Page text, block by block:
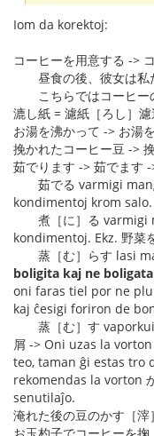
Iom da korektoj:
コーヒーを用意する ->
昼食の後、彼女は私
こちらではコーヒー
漉し紙 = 濾紙［ろし］
お湯を沸かって -> お湯
挽かれたコーヒー豆 ->
茹でります -> 茹でます
茹でる varmigi
kondimentoj krom salo.
煮［に］る varmigi
kondimentoj. Ekz. 野菜
蒸［む］らす lasi
boligita kaj ne
oni faras tiel por ne
kaj ĉesigi foriron de
蒸［む］す
屑 -> Oni uzas la
teo, taman ĝi estas tro
rekomendas la vorton
senutilaĵo.
淹れた後の豆のかす［滓